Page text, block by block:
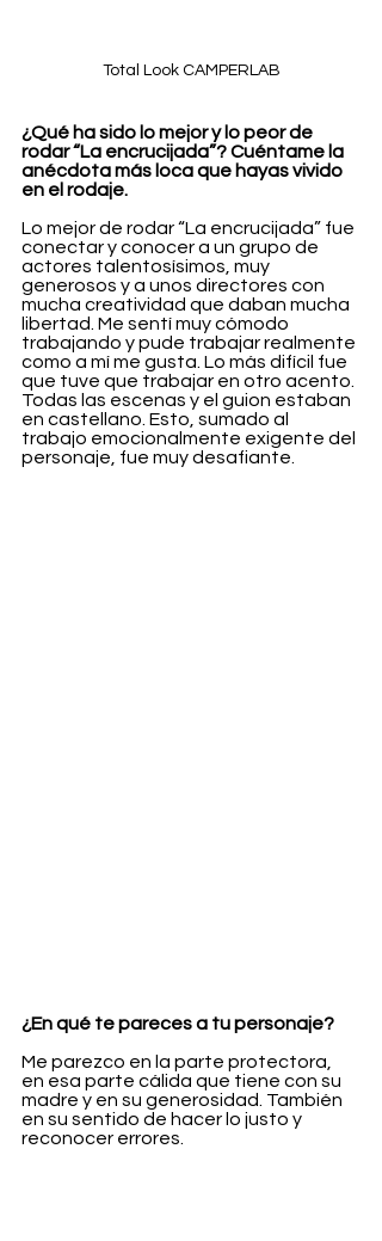
Total Look CAMPERLAB
¿Qué ha sido lo mejor y lo peor de
rodar “La encrucijada”? Cuéntame la
anécdota más loca que hayas vivido
en el rodaje.
Lo mejor de rodar “La encrucijada” fue
conectar y conocer a un grupo de
actores talentosísimos, muy
generosos y a unos directores con
mucha creatividad que daban mucha
libertad. Me sentí muy cómodo
trabajando y pude trabajar realmente
como a mí me gusta. Lo más difícil fue
que tuve que trabajar en otro acento.
Todas las escenas y el guion estaban
en castellano. Esto, sumado al
trabajo emocionalmente exigente del
personaje, fue muy desafiante.
¿En qué te pareces a tu personaje?
Me parezco en la parte protectora,
en esa parte cálida que tiene con su
madre y en su generosidad. También
en su sentido de hacer lo justo y
reconocer errores.